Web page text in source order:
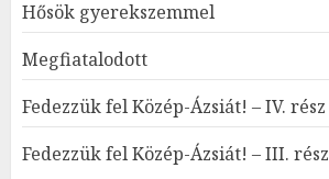
Hősök gyerekszemmel
Megfiatalodott
Fedezzük fel Közép-Ázsiát! – IV. rész
Fedezzük fel Közép-Ázsiát! – III. rész